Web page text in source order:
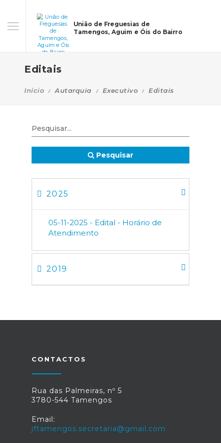
União de Freguesias de
Tamengos, Aguim e Óis do Bairro
Editais
Início Autarquia Executivo Editais
Pesquisar
2025
05-11-2025 - Edital - Horário de
Atendimento
2019
CONTACTOS
Rua das Palmeiras, nº 5
3780-544 Tamengos
Email:
jftamengos.secretaria@gmail.com